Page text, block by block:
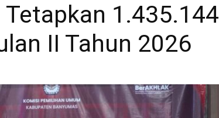
Tetapkan 1.435.144
II Tahun 2026